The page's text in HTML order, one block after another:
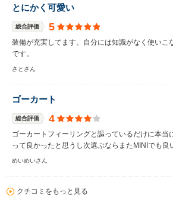
とにかく可愛い
総合評価 5
装備が充実してます。自分には知識がなく使いこ
です。
さとさん
ゴーカート
総合評価 4
ゴーカートフィーリングと謳っているだけに本当
って良かったと思うし次選ぶならまたMINIでも良
めいめいさん
クチコミをもっと見る